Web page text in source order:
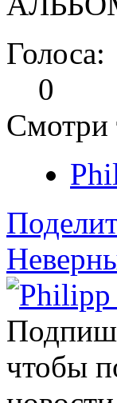
Голоса:
0
Смотри
чтобы